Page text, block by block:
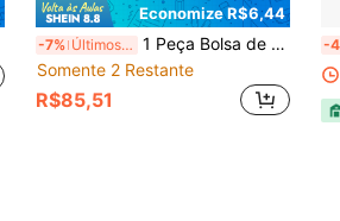
Economize R$6,44
-7% Últimos 3 dias 1 Peça Bolsa de Guidão de Bicicleta, 2,5L À Prova d'Água com Zíper, Alça de Ombro com Fixação de Ponto Duplo, Leve, Instalação Sem Ferramentas, Bolsa de Ciclismo de Alta Qualidade e Resistente, Fechamento com Zíper, Alça de Ombro Ajustável, Adequada para Bicicleta de Montanha, Estrada, Deslocamento, Off-Road, Armazenamento Essencial de Guidão de Bicicleta Espaçoso, Organizador Essencial de Armazenamento de Deslocamento e Ciclismo ao Ar Livre, Estrutura Durável, Presente Ideal para Entusiastas de Ciclismo, Bolsa Frontal de Bicicleta, Bolsa de Guidão de Bicicleta
Somente 2 Restante
R$85,51
-